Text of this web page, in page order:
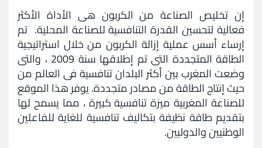
إن تخليص الصناعة من الكربون هي الأداة الأكثر
فعالية لتحسين القدرة التنافسية للصناعة المحلية. تم
إرساء أسس عملية إزالة الكربون من خلال استراتيجية
الطاقة المتجددة التي تم إطلاقها سنة 2009 ، والتي
وضعت المغرب بين أكثر البلدان تنافسية في العالم من
حيث إنتاج الطاقة من مصادر متجددة. يوفر هذا الموقع
للصناعة المغربية ميزة تنافسية كبيرة ، مما يسمح لها
بتقديم طاقة نظيفة بتكاليف تنافسية للغاية للفاعلين
الوطنيين والدوليين.